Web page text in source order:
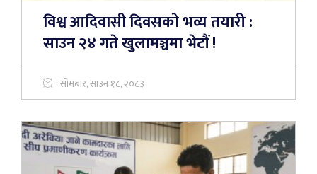
विश्व आदिवासी दिवसको भव्य तयारी :
साउन २४ गते खुलामञ्चमा भेटौं !
सोमबार, साउन १८, २०८३